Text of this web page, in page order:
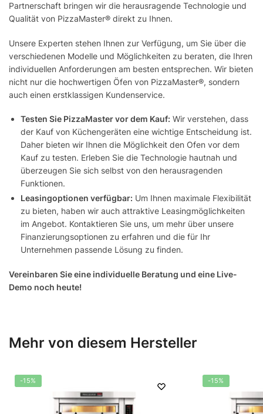
Partnerschaft bringen wir die herausragende Technologie und
Qualität von PizzaMaster® direkt zu Ihnen.
Unsere Experten stehen Ihnen zur Verfügung, um Sie über die
verschiedenen Modelle und Möglichkeiten zu beraten, die Ihren
individuellen Anforderungen am besten entsprechen. Wir bieten
nicht nur die hochwertigen Öfen von PizzaMaster®, sondern
auch einen erstklassigen Kundenservice.
Testen Sie PizzaMaster vor dem Kauf: Wir verstehen, dass
der Kauf von Küchengeräten eine wichtige Entscheidung ist.
Daher bieten wir Ihnen die Möglichkeit den Ofen vor dem
Kauf zu testen. Erleben Sie die Technologie hautnah und
überzeugen Sie sich selbst von den herausragenden
Funktionen.
Leasingoptionen verfügbar: Um Ihnen maximale Flexibilität
zu bieten, haben wir auch attraktive Leasingmöglichkeiten
im Angebot. Kontaktieren Sie uns, um mehr über unsere
Finanzierungsoptionen zu erfahren und die für Ihr
Unternehmen passende Lösung zu finden.
Vereinbaren Sie eine individuelle Beratung und eine Live-
Demo noch heute!
Mehr von diesem Hersteller
-15% -15%